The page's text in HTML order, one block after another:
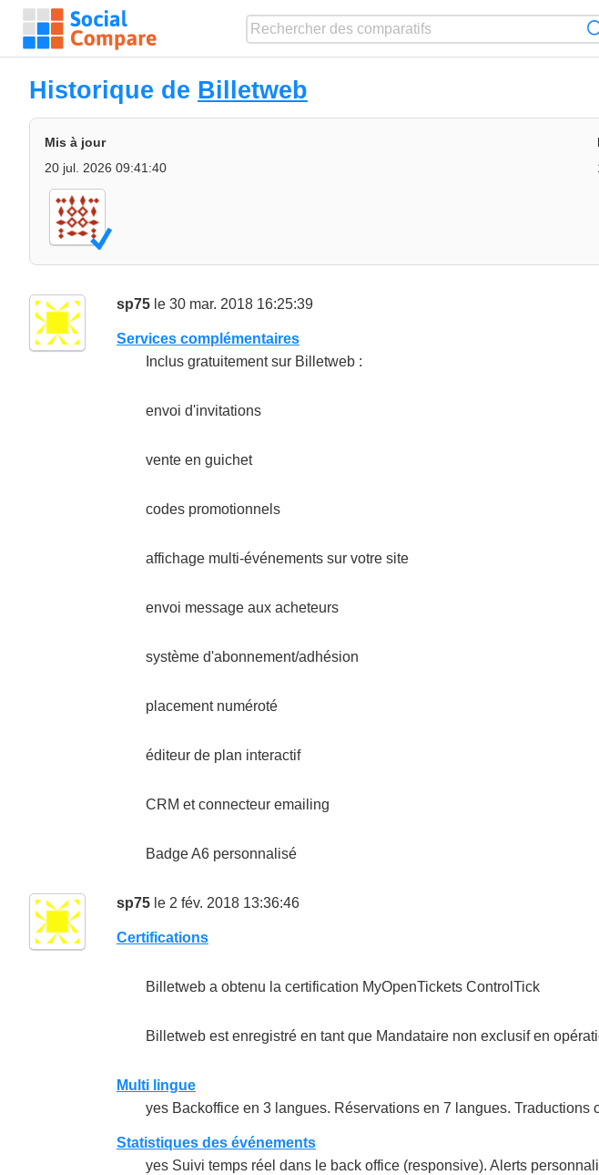
Historique de Billetweb
Mis à jour
20 jul. 2026 09:41:40
sp75 le 30 mar. 2018 16:25:39
Services complémentaires
Inclus gratuitement sur Billetweb :
envoi d'invitations
vente en guichet
codes promotionnels
affichage multi-événements sur votre site
envoi message aux acheteurs
système d'abonnement/adhésion
placement numéroté
éditeur de plan interactif
CRM et connecteur emailing
Badge A6 personnalisé
sp75 le 2 fév. 2018 13:36:46
Certifications
Billetweb a obtenu la certification MyOpenTickets ControlTick
Billetweb est enregistré en tant que Mandataire non exclusif en
Multi lingue
yes Backoffice en 3 langues. Réservations en 7 langues. Traductions
Statistiques des événements
yes Suivi temps réel dans le back office (responsive). Alerts